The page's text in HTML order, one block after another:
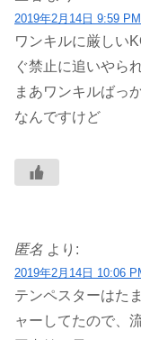
2019年2月14日 9:59 PM
ワンキルに厳しい
ぐ禁止に追いやら
まあワンキルばっ
なんですけど
匿名 より:
2019年2月14日 10:06
テンペスターはた
ャーしてたので、